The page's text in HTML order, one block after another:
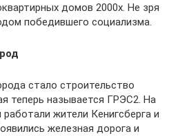
домов 2000х. Не зря
победившего социализма.
стало строительство
теперь называется ГРЭС2. На
жители Кенигсберга и
железная дорога и